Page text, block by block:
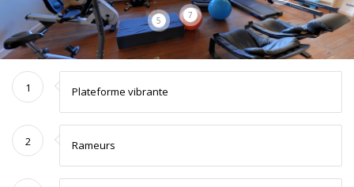
5
7
1 Plateforme vibrante
2 Rameurs